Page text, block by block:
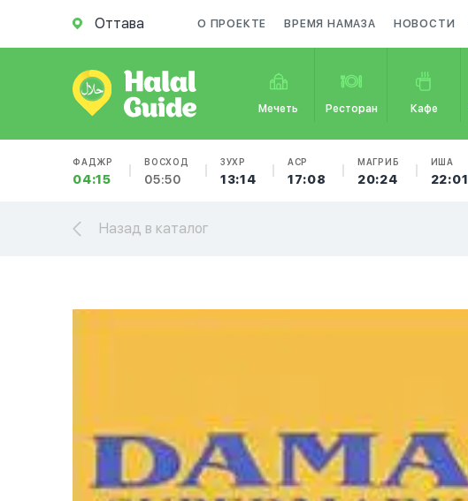
Оттава О ПРОЕКТЕ ВРЕМЯ НАМАЗА НОВОСТИ
Мечеть Ресторан Кафе
ФАДЖР
04:15
ВОСХОД
05:50
ЗУХР
13:14
АСР
17:08
МАГРИБ
20:24
ИША
22:01
Назад в каталог